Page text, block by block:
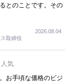
とのことです。その
われれば、日本人に
ね。
取締役
2026.08.04
気
お手頃な価格のビジ